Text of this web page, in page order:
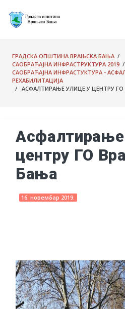
ГРАДСКА ОПШТИНА ВРАЊСКА БАЊА /
САОБРАЋАЈНА ИНФРАСТРУКТУРА 2019 /
САОБРАЋАЈНА ИНФРАСТУКТУРА -
РЕХАБИЛИТАЦИЈА
/ АСФАЛТИРАЊЕ УЛИЦЕ У ЦЕНТРУ
Асфалтирање
центру ГО
Бања
16. новембар 2019.